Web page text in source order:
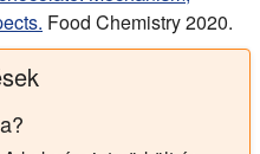
Food Chemistry 2020.